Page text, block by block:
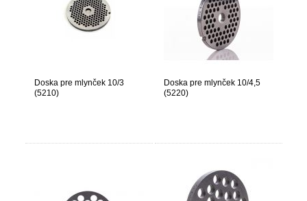
Doska pre mlynček 10/3
(5210)
Doska pre mlynček 10/4,5
(5220)